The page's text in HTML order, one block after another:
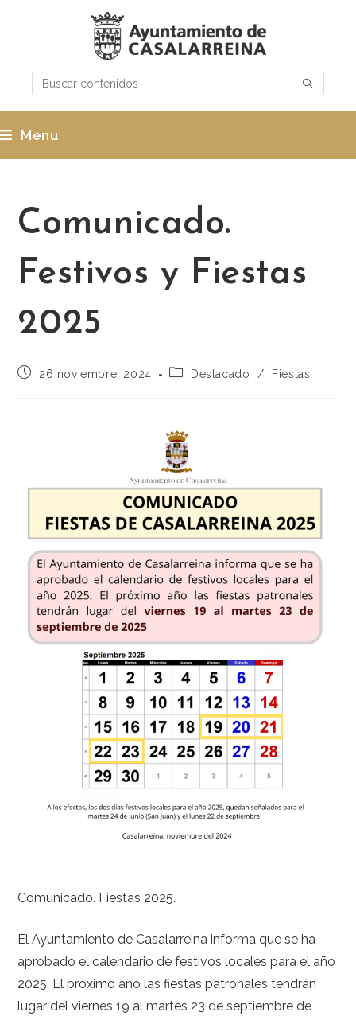
Menu
Comunicado.
Festivos y Fiestas
2025
26 noviembre, 2024 Destacado / Fiestas
Comunicado. Fiestas 2025.
El Ayuntamiento de Casalarreina informa que se ha
aprobado el calendario de festivos locales para el año
2025. El próximo año las fiestas patronales tendrán
lugar del viernes 19 al martes 23 de septiembre de